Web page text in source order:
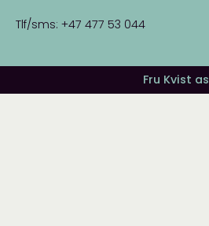
Tlf/sms: +47 477 53 044
Fru Kvist as